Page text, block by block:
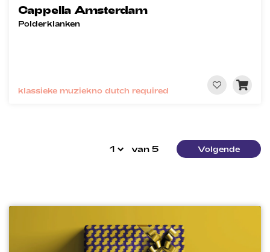
Cappella Amsterdam
Polderklanken
klassieke muziekno dutch required
van 5 Volgende